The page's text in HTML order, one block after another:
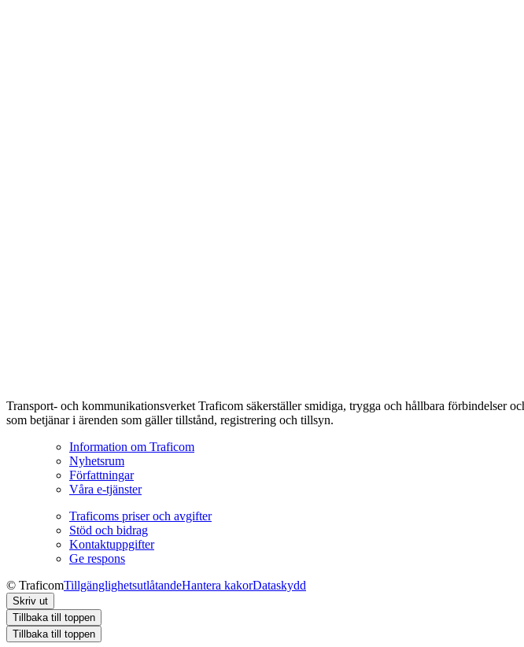
Transport- och kommunikationsverket Traficom säkerställer smidiga, trygga och hållbara förbindelser
som betjänar i ärenden som gäller tillstånd, registrering och tillsyn.
Information om Traficom
Nyhetsrum
Författningar
Våra e-tjänster
Traficoms priser och avgifter
Stöd och bidrag
Kontaktuppgifter
Ge respons
© TraficomTillgänglighetsutlåtandeHantera kakorDataskydd
Skriv ut
Tillbaka till toppen
Tillbaka till toppen